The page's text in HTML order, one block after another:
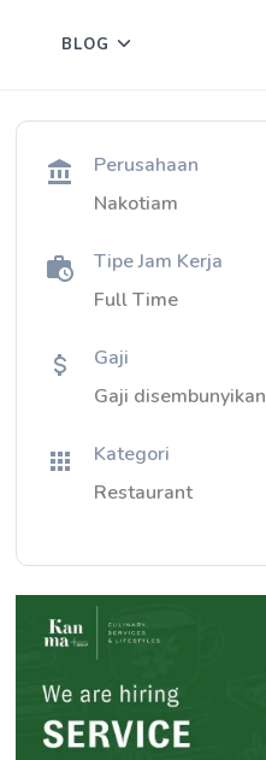
BLOG
Perusahaan
Nakotiam
Tipe Jam Kerja
Full Time
Gaji
Gaji disembunyikan
Kategori
Restaurant